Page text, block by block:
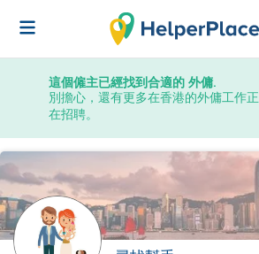
這個僱主已經找到合適的 外傭.
別擔心，還有更多在香港的外傭工作正
在招聘。